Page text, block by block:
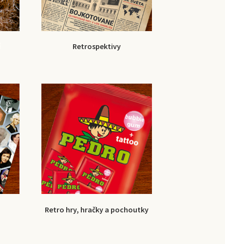
Retrospektivy
Retro hry, hračky a pochoutky